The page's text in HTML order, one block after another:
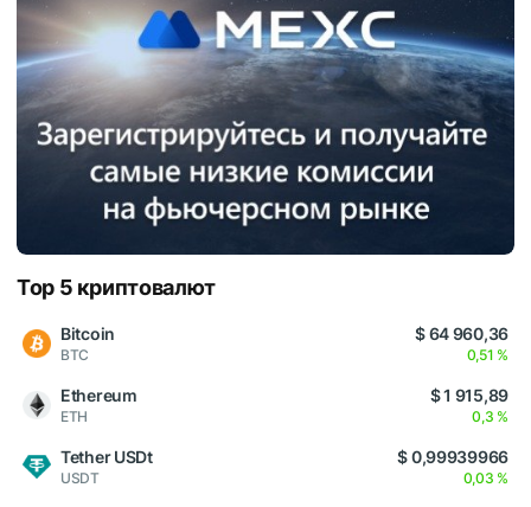
Top 5 криптовалют
Bitcoin
BTC
$ 64 960,36
0,51 %
Ethereum
ETH
$ 1 915,89
0,3 %
Tether USDt
USDT
$ 0,99939966
0,03 %